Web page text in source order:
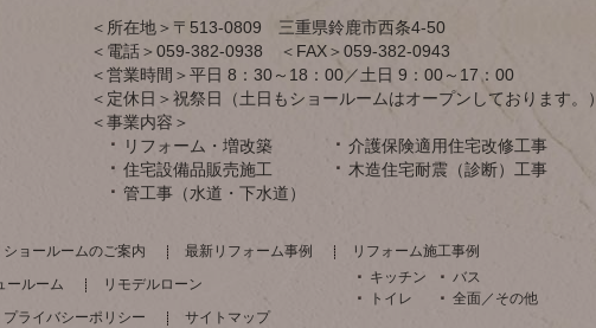
＜所在地＞〒513-0809 三重県鈴鹿市西条4-50
＜電話＞059-382-0938 ＜FAX＞059-382-0943
＜営業時間＞平日 8：30～18：00／土日 9：00～17：00
＜定休日＞祝祭日（土日もショールームはオープンしております。）
＜事業内容＞
リフォーム・増改築
介護保険適用住宅改修工事
住宅設備品販売施工
木造住宅耐震（診断）工事
管工事（水道・下水道）
ショールームのご案内 最新リフォーム事例
リフォーム施工事例
キッチン
バス
トイレ
全面／その他
ールーム
リモデルローン
プライバシーポリシー サイトマップ